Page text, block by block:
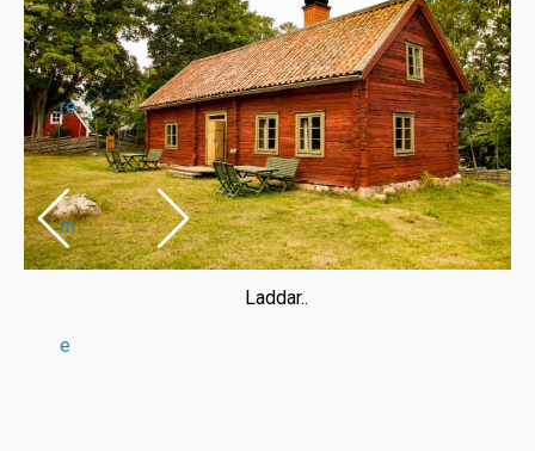
ro
m
e
Laddar..